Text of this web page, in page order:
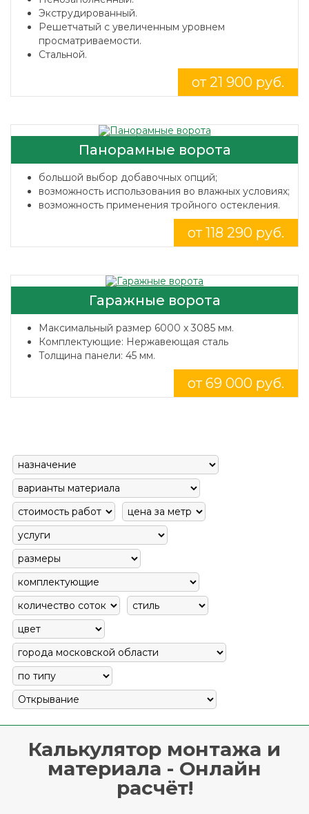
Экструдированный.
Решетчатый с увеличенным уровнем
просматриваемости.
Стальной.
от 21 900 руб.
Панорамные ворота
большой выбор добавочных опций;
возможность использования во влажных условиях;
возможность применения тройного остекления.
от 118 290 руб.
Гаражные ворота
Максимальный размер 6000 x 3085 мм.
Комплектующие: Нержавеющая сталь
Толщина панели: 45 мм.
от 69 000 руб.
Калькулятор монтажа и
материала - Онлайн
расчёт!